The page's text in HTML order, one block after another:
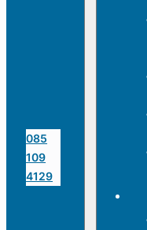
085
109
4129